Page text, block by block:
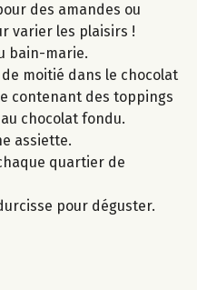
des amandes ou
varier les plaisirs !
bain-marie.
moitié dans le chocolat
contenant des toppings
chocolat fondu.
assiette.
quartier de
pour déguster.